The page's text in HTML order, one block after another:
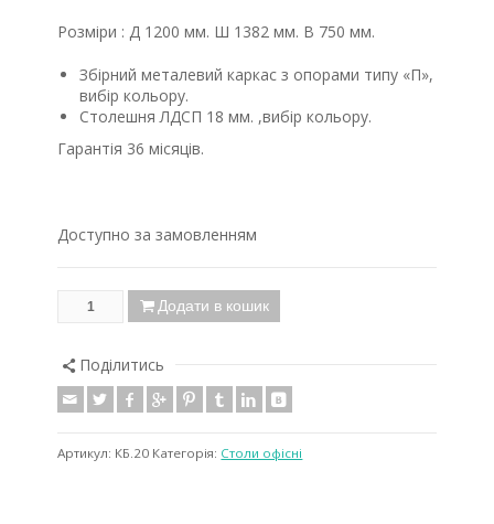
Розміри : Д 1200 мм. Ш 1382 мм. В 750 мм.
Збірний металевий каркас з опорами типу «П»,
вибір кольору.
Столешня ЛДСП 18 мм. ,вибір кольору.
Гарантія 36 місяців.
Доступно за замовленням
Додати в кошик
Поділитись
Артикул: КБ.20 Категорія: Столи oфісні